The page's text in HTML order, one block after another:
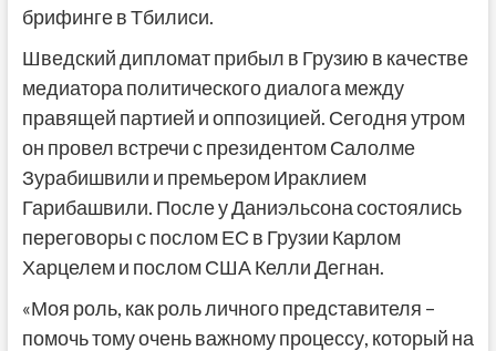
брифинге в Тбилиси.
Шведский дипломат прибыл в Грузию в качестве
медиатора политического диалога между
правящей партией и оппозицией. Сегодня утром
он провел встречи с президентом Салолме
Зурабишвили и премьером Ираклием
Гарибашвили. После у Даниэльсона состоялись
переговоры с послом ЕС в Грузии Карлом
Харцелем и послом США Келли Дегнан.
«Моя роль, как роль личного представителя –
помочь тому очень важному процессу, который на